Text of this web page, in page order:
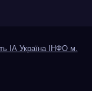
ІА Україна ІНФО м.